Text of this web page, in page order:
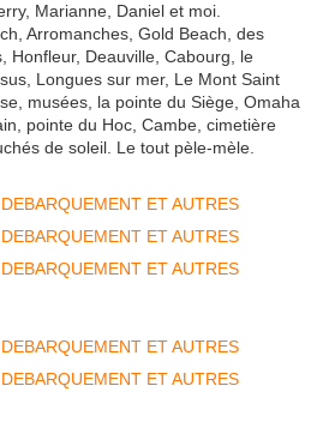
Marianne, Daniel et moi.
Arromanches, Gold Beach, des
Honfleur, Deauville, Cabourg, le
Longues sur mer, Le Mont Saint
musées, la pointe du Siège, Omaha
pointe du Hoc, Cambe, cimetière
de soleil. Le tout pèle-mèle.